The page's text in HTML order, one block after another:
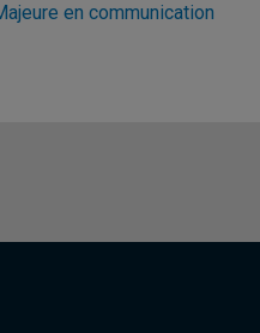
en communication